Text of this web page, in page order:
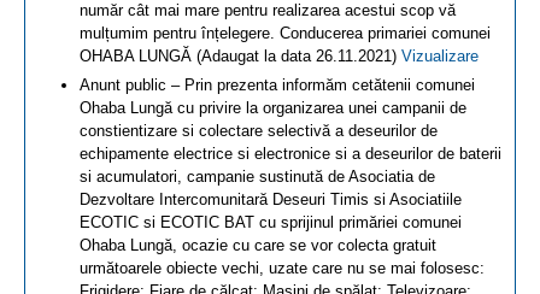
număr cât mai mare pentru realizarea acestui scop vă
mulțumim pentru înțelegere. Conducerea primariei comunei
OHABA LUNGĂ (Adaugat la data 26.11.2021) Vizualizare
Anunt public – Prin prezenta informăm cetătenii comunei
Ohaba Lungă cu privire la organizarea unei campanii de
constientizare si colectare selectivă a deseurilor de
echipamente electrice si electronice si a deseurilor de baterii
si acumulatori, campanie sustinută de Asociatia de
Dezvoltare Intercomunitară Deseuri Timis si Asociatiile
ECOTIC si ECOTIC BAT cu sprijinul primăriei comunei
Ohaba Lungă, ocazie cu care se vor colecta gratuit
următoarele obiecte vechi, uzate care nu se mai folosesc: